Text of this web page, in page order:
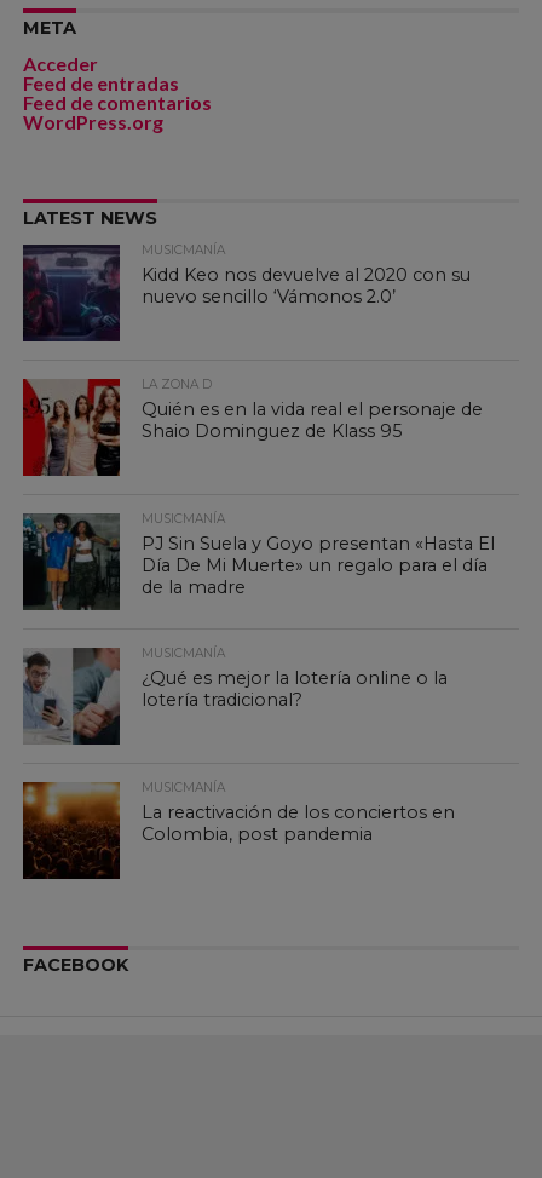
META
Acceder
Feed de entradas
Feed de comentarios
WordPress.org
LATEST NEWS
MUSICMANÍA
Kidd Keo nos devuelve al 2020 con su
nuevo sencillo ‘Vámonos 2.0’
LA ZONA D
Quién es en la vida real el personaje de
Shaio Dominguez de Klass 95
MUSICMANÍA
PJ Sin Suela y Goyo presentan «Hasta El
Día De Mi Muerte» un regalo para el día
de la madre
MUSICMANÍA
¿Qué es mejor la lotería online o la
lotería tradicional?
MUSICMANÍA
La reactivación de los conciertos en
Colombia, post pandemia
FACEBOOK